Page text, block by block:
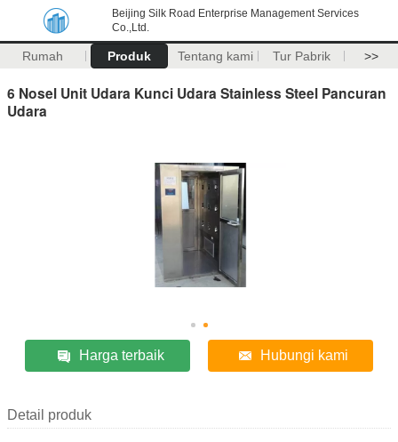
Beijing Silk Road Enterprise Management Services
Co.,Ltd.
Rumah Produk Tentang kami Tur Pabrik >>
6 Nosel Unit Udara Kunci Udara Stainless Steel Pancuran
Udara
Harga terbaik Hubungi kami
Detail produk